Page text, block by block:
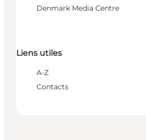
Denmark Media Centre
Liens utiles
A-Z
Contacts